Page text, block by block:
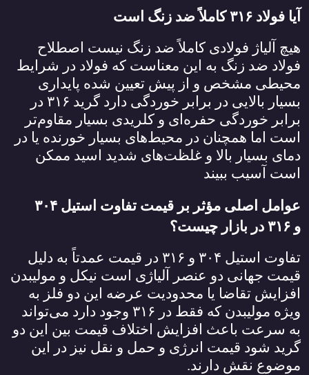
آیا فولاد ۳۱۶کاملاً ضد زنگ است
هیچ آلیاژ فولادی کاملاً ضد زنگ نیست اصطلاح
فولاد ضد زنگ به این معناست که فولاد در شرایط
محیطی مشخص و از پیش تعیین شده پایداری
بسیار بالایی در برابر خوردگی دارد گرید ۳۱۶ در
برابر خوردگی حفره‌ای و کلریدی بسیار مقاوم‌تر
است اما همچنان در محیط‌های بسیار خورنده یا در
دمای بسیار بالا و غلظت‌های شدید اسید ممکن
است آسیب ببیند
عوامل اصلی مؤثر بر قیمت تفاوت استیل ۳۰۴
و ۳۱۶ در بازار چیست؟
تفاوت استیل ۳۰۴ و ۳۱۶ در قیمت عمدتاً به دلیل
قیمت جهانی دو عنصر آلیاژی است نیکل و مولیبدن
افزایش تقاضا یا محدودیت عرضه این دو فلز به
ویژه مولیبدن که فقط در ۳۱۶ وجود دارد می‌تواند
به سرعت باعث افزایش اختلاف قیمت بین این دو
گرید شود قیمت انرژی و حمل و نقل نیز در این
موضوع نقش دارند.